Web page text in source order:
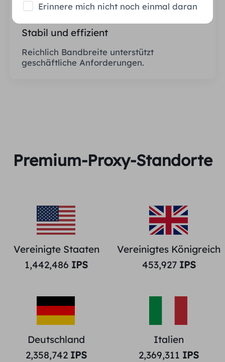
Stabil und effizient
Reichlich Bandbreite unterstützt
geschäftliche Anforderungen.
Premium-Proxy-Standorte
Vereinigte Staaten
1,442,486 IPS
Vereinigtes Königreich
453,927IPS
Deutschland
2,358,742 IPS
Italien
2,369,311 IPS
Erinnere mich nicht noch einmal daran